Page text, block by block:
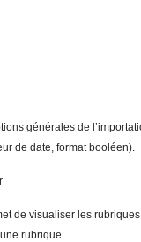
générales de
de date, format booléen).
de visualiser les
une rubrique.